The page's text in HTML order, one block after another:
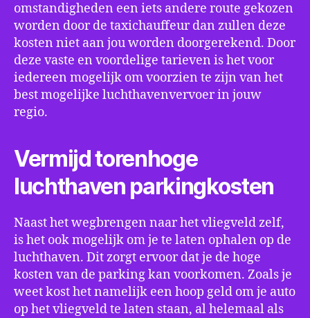
omstandigheden een iets andere route gekozen
worden door de taxichauffeur dan zullen deze
kosten niet aan jou worden doorgerekend. Door
deze vaste en voordelige tarieven is het voor
iedereen mogelijk om voorzien te zijn van het
best mogelijke luchthavenvervoer in jouw
regio.
Vermijd torenhoge
luchthaven parkingkosten
Naast het wegbrengen naar het vliegveld zelf,
is het ook mogelijk om je te laten ophalen op de
luchthaven. Dit zorgt ervoor dat je de hoge
kosten van de parking kan voorkomen. Zoals je
weet kost het namelijk een hoop geld om je auto
op het vliegveld te laten staan, al helemaal als